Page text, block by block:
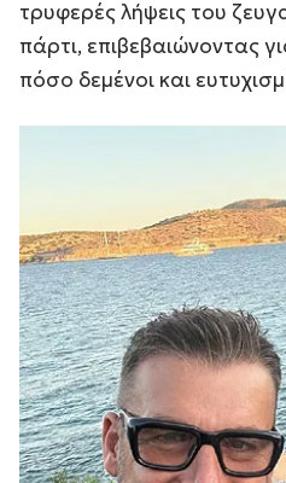
τρυφερές λήψεις του
πάρτι, επιβεβαιώνοντας
πόσο δεμένοι και